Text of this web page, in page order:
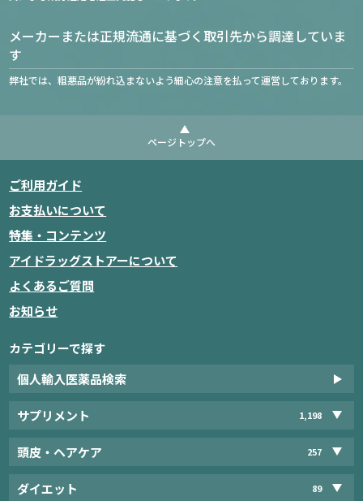
メーカーまたは正規流通に基づく取引先から調達していま
す
弊社では、粗悪品が紛れ込まないよう細心の注意を払って運営しております。
ページトップへ
ご利用ガイド
お支払いについて
特集・コンテンツ
アイドラッグストアーについて
よくあるご質問
お知らせ
カテゴリーで探す
個人輸入医薬品検索
サプリメント 1,198
頭皮・ヘアケア 257
ダイエット 89